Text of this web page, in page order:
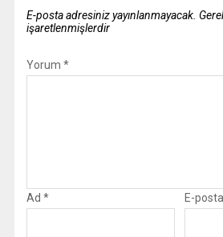
E-posta adresiniz yayınlanmayacak.
işaretlenmişlerdir
Yorum *
Ad * E-posta